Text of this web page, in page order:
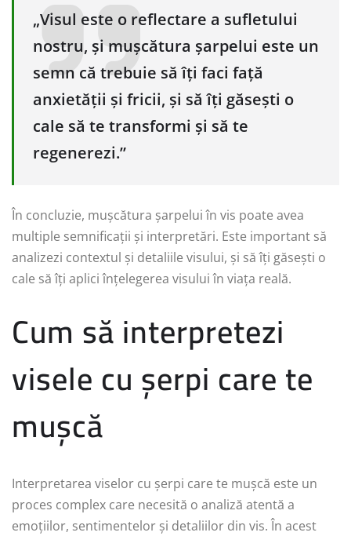
„Visul este o reflectare a sufletului
nostru, și mușcătura șarpelui este un
semn că trebuie să îți faci față
anxietății și fricii, și să îți găsești o
cale să te transformi și să te
regenerezi.”
În concluzie, mușcătura șarpelui în vis poate avea
multiple semnificații și interpretări. Este important să
analizezi contextul și detaliile visului, și să îți găsești o
cale să îți aplici înțelegerea visului în viața reală.
Cum să interpretezi
visele cu șerpi care te
mușcă
Interpretarea viselor cu șerpi care te mușcă este un
proces complex care necesită o analiză atentă a
emoțiilor, sentimentelor și detaliilor din vis. În acest